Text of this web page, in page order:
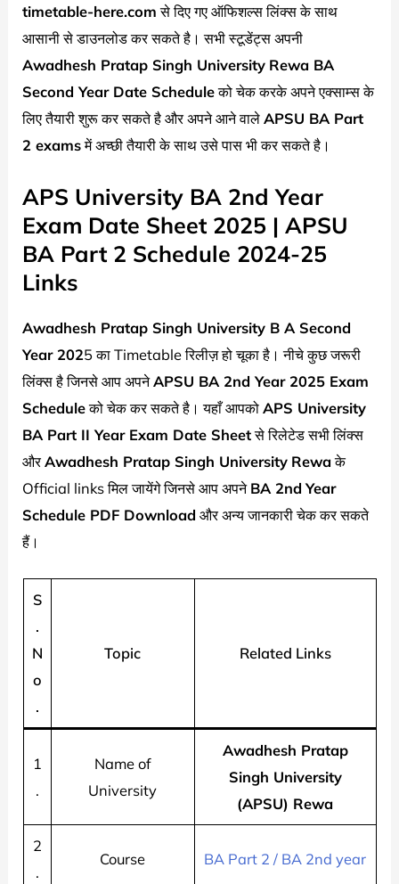
timetable-here.com से दिए गए ऑफिशल्स लिंक्स के साथ
आसानी से डाउनलोड कर सकते है। सभी स्टूडेंट्स अपनी
Awadhesh Pratap Singh University Rewa BA
Second Year Date Scheduleको चेक करके अपने एक्साम्स के
लिए तैयारी शुरू कर सकते है और अपने आने वालेAPSU BA Part
2 examsमें अच्छी तैयारी के साथ उसे पास भी कर सकते है।
APS University BA 2nd Year
Exam Date Sheet 2025 | APSU
BA Part 2 Schedule 2024-25
Links
Awadhesh Pratap Singh University B A Second
Year 2025 का Timetable रिलीज़ हो चूका है। नीचे कुछ जरूरी
लिंक्स है जिनसे आप अपनेAPSU BA 2nd Year 2025 Exam
Scheduleको चेक कर सकते है। यहाँ आपकोAPS University
BA Part II Year Exam Date Sheetसे रिलेटेड सभी लिंक्स
औरAwadhesh Pratap Singh University Rewaके
Official links मिल जायेंगे जिनसे आप अपने BA 2nd Year
Schedule PDF Download और अन्य जानकारी चेक कर सकते
हैं।
S
.
N
o
.
Topic Related Links
1
.
Name of
University
Awadhesh Pratap
Singh University
(APSU) Rewa
2
.
Course BA Part 2 / BA 2nd year